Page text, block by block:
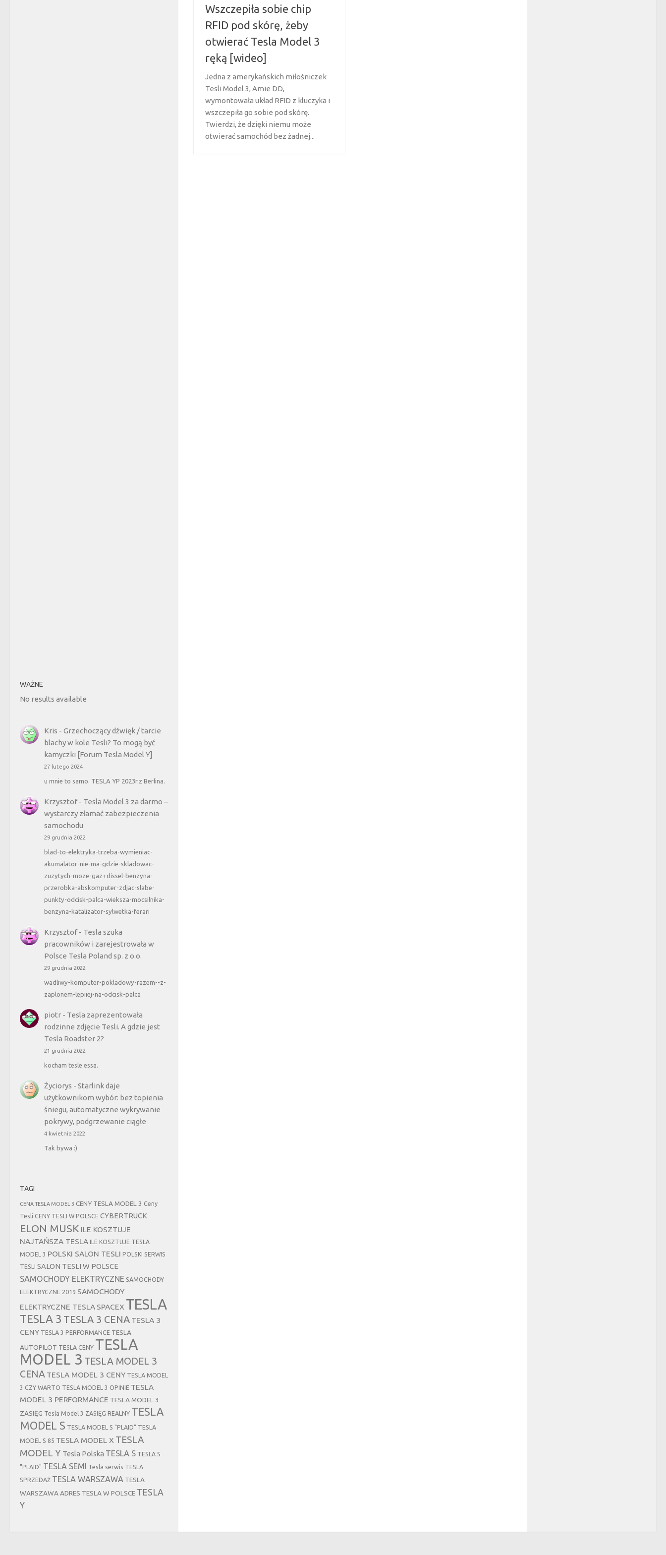
Wszczepiła sobie chip
RFID pod skórę, żeby
otwierać Tesla Model 3
ręką [wideo]
Jedna z amerykańskich miłośniczek
Tesli Model 3, Amie DD,
wymontowała układ RFID z kluczyka i
wszczepiła go sobie pod skórę.
Twierdzi, że dzięki niemu może
otwierać samochód bez żadnej...
WAŻNE
No results available
Kris - Grzechoczący dźwięk / tarcie
blachy w kole Tesli? To mogą być
kamyczki [Forum Tesla Model Y]
27 lutego 2024
u mnie to samo. TESLA YP 2023r.z Berlina.
Krzysztof- Tesla Model 3 za darmo –
wystarczy złamać zabezpieczenia
samochodu
29 grudnia 2022
blad-to-elektryka-trzeba-wymieniac-
akumalator-nie-ma-gdzie-skladowac-
zuzytych-moze-gaz+dissel-benzyna-
przerobka-abskomputer-zdjac-slabe-
punkty-odcisk-palca-wieksza-mocsilnika-
benzyna-katalizator-sylwetka-ferari
Krzysztof- Tesla szuka
pracowników i zarejestrowała w
Polsce Tesla Poland sp. z o.o.
29 grudnia 2022
wadliwy-komputer-pokladowy-razem--z-
zaplonem-lepiiej-na-odcisk-palca
piotr- Tesla zaprezentowała
rodzinne zdjęcie Tesli. A gdzie jest
Tesla Roadster 2?
21 grudnia 2022
kocham tesle essa.
Życiorys - Starlink daje
użytkownikom wybór: bez topienia
śniegu, automatyczne wykrywanie
pokrywy, podgrzewanie ciągłe
4 kwietnia 2022
Tak bywa :)
TAGI
CENA TESLA MODEL 3 CENY TESLA MODEL 3 Ceny
Tesli CENY TESLI W POLSCE CYBERTRUCK
ELON MUSK ILE KOSZTUJE
NAJTAŃSZA TESLA
ILE KOSZTUJE TESLA
MODEL 3 POLSKI SALON TESLI POLSKI SERWIS
TESLI
SALON TESLI W POLSCE
SAMOCHODY ELEKTRYCZNE SAMOCHODY
ELEKTRYCZNE 2019 SAMOCHODY
ELEKTRYCZNE TESLA SPACEX TESLA
TESLA 3 TESLA 3 CENA TESLA 3
CENY TESLA 3 PERFORMANCE TESLA
AUTOPILOT TESLA CENY TESLA
MODEL 3 TESLA MODEL 3
CENA TESLA MODEL 3 CENY TESLA MODEL
3 CZY WARTO TESLA MODEL 3 OPINIE TESLA
MODEL 3 PERFORMANCE TESLA MODEL 3
ZASIĘG Tesla Model 3 ZASIĘG REALNY TESLA
MODEL S TESLA MODEL S "PLAID" TESLA
MODEL S 85 TESLA MODEL X TESLA
MODEL Y Tesla Polska TESLA S TESLA S
"PLAID" TESLA SEMI Tesla serwis TESLA
SPRZEDAŻ TESLA WARSZAWA TESLA
WARSZAWA ADRES TESLA W POLSCE TESLA
Y